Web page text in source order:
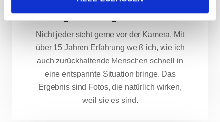
Erfahrung mit Menschen, die
nicht gerne fotografiert werden
Nicht jeder steht gerne vor der Kamera. Mit
über 15 Jahren Erfahrung weiß ich, wie ich
auch zurückhaltende Menschen schnell in
eine entspannte Situation bringe. Das
Ergebnis sind Fotos, die natürlich wirken,
weil sie es sind.